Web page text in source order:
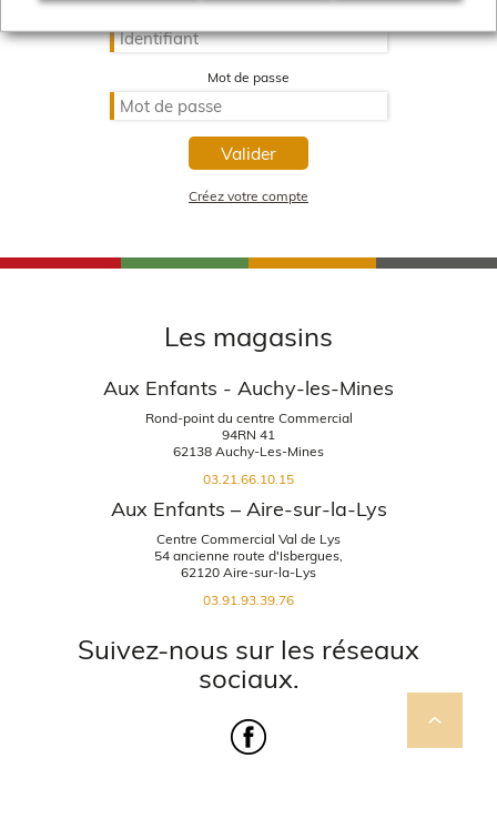
Identifiant
Mot de passe
Valider
Créez votre compte
Les magasins
Aux Enfants - Auchy-les-Mines
Rond-point du centre Commercial
94RN 41
62138 Auchy-Les-Mines
03.21.66.10.15
Aux Enfants – Aire-sur-la-Lys
Centre Commercial Val de Lys
54 ancienne route d'Isbergues,
62120 Aire-sur-la-Lys
03.91.93.39.76
Suivez-nous sur les réseaux
sociaux.